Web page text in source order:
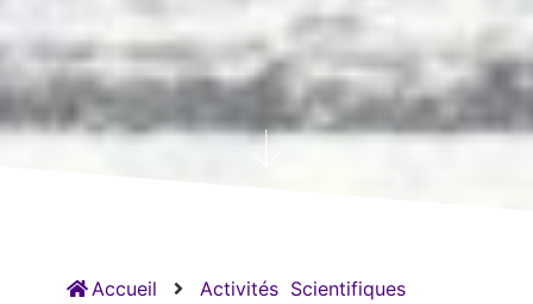
Accueil Activités Scientifiques